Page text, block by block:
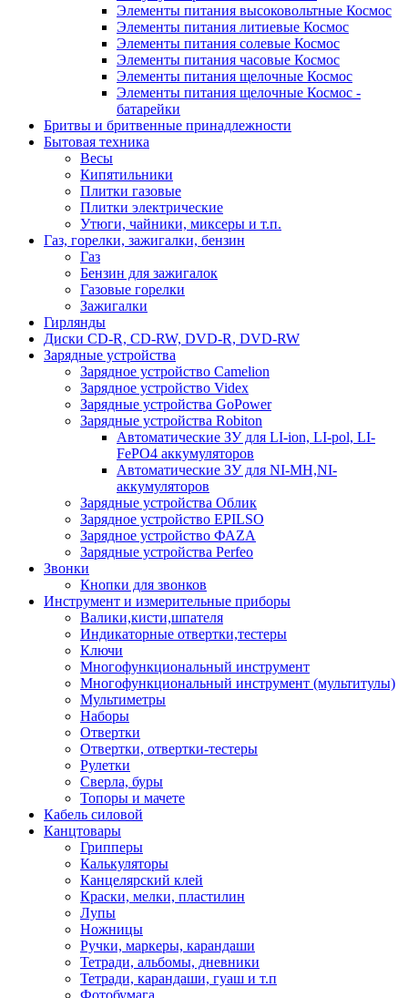
Элементы питания высоковольтные Космос
Элементы питания литиевые Космос
Элементы питания солевые Космос
Элементы питания часовые Космос
Элементы питания щелочные Космос
Элементы питания щелочные Космос -
батарейки
Бритвы и бритвенные принадлежности
Бытовая техника
Весы
Кипятильники
Плитки газовые
Плитки электрические
Утюги, чайники, миксеры и т.п.
Газ, горелки, зажигалки, бензин
Газ
Бензин для зажигалок
Газовые горелки
Зажигалки
Гирлянды
Диски CD-R, CD-RW, DVD-R, DVD-RW
Зарядные устройства
Зарядное устройство Camelion
Зарядное устройство Videx
Зарядные устройства GoPower
Зарядные устройства Robiton
Автоматические ЗУ для LI-ion, LI-pol, LI-
FePO4 аккумуляторов
Автоматические ЗУ для NI-MH,NI-
аккумуляторов
Зарядные устройства Облик
Зарядное устройство EPILSO
Зарядное устройство ФАZА
Зарядные устройства Perfeo
Звонки
Кнопки для звонков
Инструмент и измерительные приборы
Валики,кисти,шпателя
Индикаторные отвертки,тестеры
Ключи
Многофункциональный инструмент
Многофункциональный инструмент (мультитулы)
Мультиметры
Наборы
Отвертки
Отвертки, отвертки-тестеры
Рулетки
Сверла, буры
Топоры и мачете
Кабель силовой
Канцтовары
Грипперы
Калькуляторы
Канцелярский клей
Краски, мелки, пластилин
Лупы
Ножницы
Ручки, маркеры, карандаши
Тетради, альбомы, дневники
Тетради, карандаши, гуаш и т.п
Фотобумага